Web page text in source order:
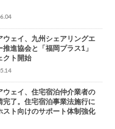
ウェイ、九州シェアリングエ
推進協会と「福岡プラス1」
クト開始
ウェイ、住宅宿泊仲介業者の
完了。住宅宿泊事業法施行に
スト向けのサポート体制強化